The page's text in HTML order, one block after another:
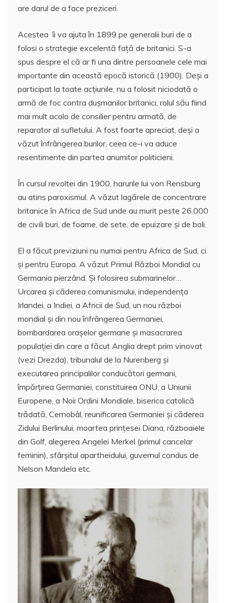
are darul de a face preziceri.
Acestea îi va ajuta în 1899 pe generalii buri de a
folosi o strategie excelentă faţă de britanici. S-a
spus despre el că ar fi una dintre persoanele cele mai
importante din această epocă istorică (1900). Deşi a
participat la toate acţiunile, nu a folosit niciodată o
armă de foc contra duşmanilor britanici, rolul său fiind
mai mult acolo de consilier pentru armată, de
reparator al sufletului. A fost foarte apreciat, deşi a
văzut înfrângerea burilor, ceea ce-i va aduce
resentimente din partea anumitor politicieni.
În cursul revoltei din 1900, harurile lui von Rensburg
au atins paroxismul. A văzut lagărele de concentrare
britanice în Africa de Sud unde au murit peste 26.000
de civili buri, de foame, de sete, de epuizare şi de boli.
El a făcut previziuni nu numai pentru Africa de Sud, ci
şi pentru Europa. A văzut Primul Război Mondial cu
Germania pierzând. Şi folosirea submarinelor…
Urcarea şi căderea comunismului, independenţa
Irlandei, a Indiei, a Africii de Sud, un nou război
mondial şi din nou înfrângerea Germaniei,
bombardarea oraşelor germane şi masacrarea
populaţiei din care a făcut Anglia drept prim vinovat
(vezi Drezda), tribunalul de la Nurenberg şi
executarea principalilor conducători germani,
împărţirea Germaniei, constituirea ONU, a Uniunii
Europene, a Noii Ordini Mondiale, biserica catolică
trădată, Cernobâl, reunificarea Germaniei şi căderea
Zidului Berlinului, moartea prinţesei Diana, războaiele
din Golf, alegerea Angelei Merkel (primul cancelar
feminin), sfârşitul apartheidului, guvernul condus de
Nelson Mandela etc.